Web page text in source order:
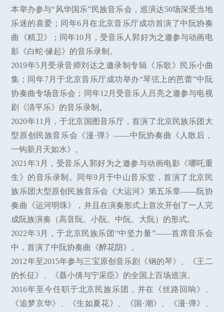
本举办参与“风华国乐”民族音乐会，巡演达50场深受当地
乐迷的喜爱；同年6月在北京音乐厅成功首演了中阮协奏
曲《精卫》；同年10月，受音乐人郭好为之邀参与动画电
影《白蛇·缘起》的音乐录制。
2019年5月受录音师刘达之邀录制专辑《乐歌》民乐小曲
集；同年7月于北京音乐厅成功举办“琴弦上的芭蕾”中阮
协奏曲专场音乐会；同年12月受音乐人吕亮之邀参与电视
剧《清平乐》的音乐录制。
2020年11月，于北京国图音乐厅，首演了北京民族乐团大
型原创民族音乐会《漫·弹》——中阮协奏曲《人散后，
一钩新月天如水》。
2021年3月，受音乐人郭好为之邀参与动画电影《哪吒重
生》的音乐录制。同年9月于中山音乐堂，首演了北京民
族乐团大型原创民族音乐会《大运河》第五乐章——阮协
奏曲《运河明珠》，并且在演奏形式上首次开创了一人完
成阮族演奏（高音阮、小阮、中阮、大阮）的形式。
2022年3月，于北京民族乐团“中坚力量”——首席音乐会
中，首演了中阮协奏曲《醉花阴》。
2012年至2015年参与三宝原创音乐剧《钢的琴》、《王二
的长征》、《聂小倩与宁采臣》的全国上百场巡演。
2016年至今任职于北京民族乐团，并在《丝路回响》、
《追梦京华》、《生如夏花》、《国·潮》、《漫·弹》、